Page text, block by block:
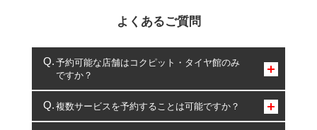
よくあるご質問
予約可能な店舗はコクピット・タイヤ館のみ
ですか？
コクピット・タイヤ館のみとなります。
複数サービスを予約することは可能ですか？